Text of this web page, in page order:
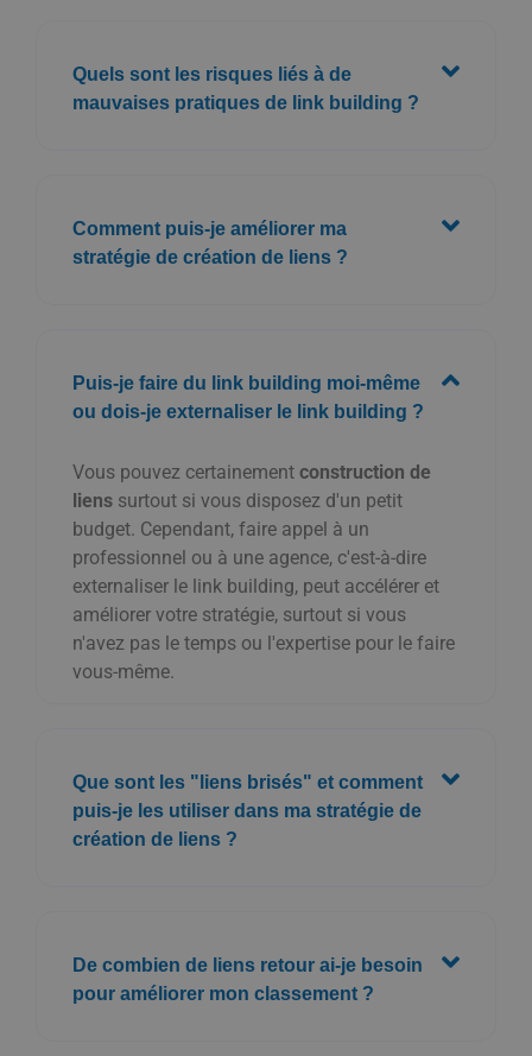
Quels sont les risques liés à de
mauvaises pratiques de link building ?
Comment puis-je améliorer ma
stratégie de création de liens ?
Puis-je faire du link building moi-même
ou dois-je externaliser le link building ?
Vous pouvez certainement construction de
liens surtout si vous disposez d'un petit
budget. Cependant, faire appel à un
professionnel ou à une agence, c'est-à-dire
externaliser le link building, peut accélérer et
améliorer votre stratégie, surtout si vous
n'avez pas le temps ou l'expertise pour le faire
vous-même.
Que sont les "liens brisés" et comment
puis-je les utiliser dans ma stratégie de
création de liens ?
De combien de liens retour ai-je besoin
pour améliorer mon classement ?